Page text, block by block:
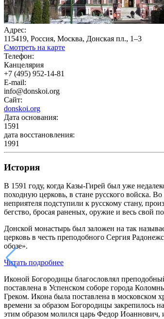
Адрес:
115419, Россия, Москва, Донская пл., 1–3
Смотреть на карте
Телефон:
Канцелярия
+7 (495) 952-14-81
E-mail:
info@donskoi.org
Сайт:
donskoi.org
Дата основания:
1591
дата восстановления:
1991
История
В 1591 году, когда Казы-Гирей был уже
походную церковь, в стане русского войска.
неприятеля подступили к русскому стану,
бегство, бросая раненых, оружие и весь свой
Донской монастырь был заложен на так
церковь в честь преподобного Сергия
обозе».
Читать подробнее
Иконой Богородицы благословлял
поставлена в Успенском соборе города
Греком. Икона была поставлена в московском
времени за образом Богородицы закрепилось
этим образом молился царь Федор Иоаннович,